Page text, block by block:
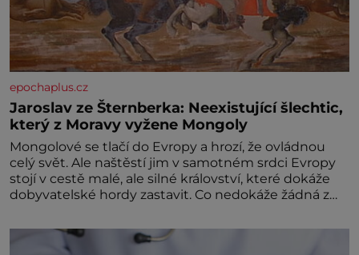
epochaplus.cz
Jaroslav ze Šternberka: Neexistující šlechtic,
který z Moravy vyžene Mongoly
Mongolové se tlačí do Evropy a hrozí, že ovládnou
celý svět. Ale naštěstí jim v samotném srdci Evropy
stojí v cestě malé, ale silné království, které dokáže
dobyvatelské hordy zastavit. Co nedokáže žádná z
král. Nebo že by ne? Mongolové od roku 1223
postupují podél Kaspického a Azovského moře,